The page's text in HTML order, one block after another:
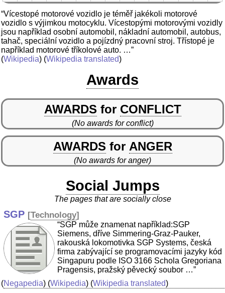
“Vícestopé motorové vozidlo je téměř jakékoli motorové
vozidlo s výjimkou motocyklu. Vícestopými motorovými vozidly
jsou například osobní automobil, nákladní automobil, autobus,
tahač, speciální vozidlo a pojízdný pracovní stroj. Třístopé je
například motorové tříkolové auto. …”
(Wikipedia) (Wikipedia translated)
Awards
AWARDS for CONFLICT
(No awards for conflict)
AWARDS for ANGER
(No awards for anger)
Social Jumps
The pages that are socially close
SGP [Technology]
“SGP může znamenat například:SGP
Siemens, dříve Simmering-Graz-Pauker,
rakouská lokomotivka SGP Systems, česká
firma zabývající se programovacími jazyky kód
Singapuru podle ISO 3166 Schola Gregoriana
Pragensis, pražský pěvecký soubor …”
(Negapedia) (Wikipedia) (Wikipedia translated)